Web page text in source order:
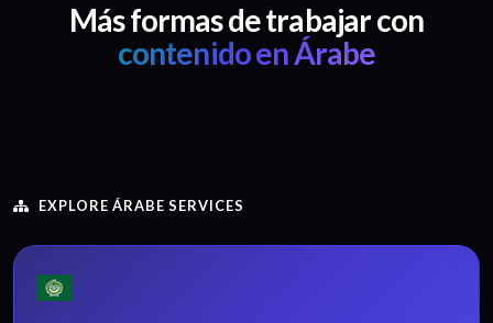
Más formas de trabajar con
contenido en Árabe
EXPLORE ÁRABE SERVICES